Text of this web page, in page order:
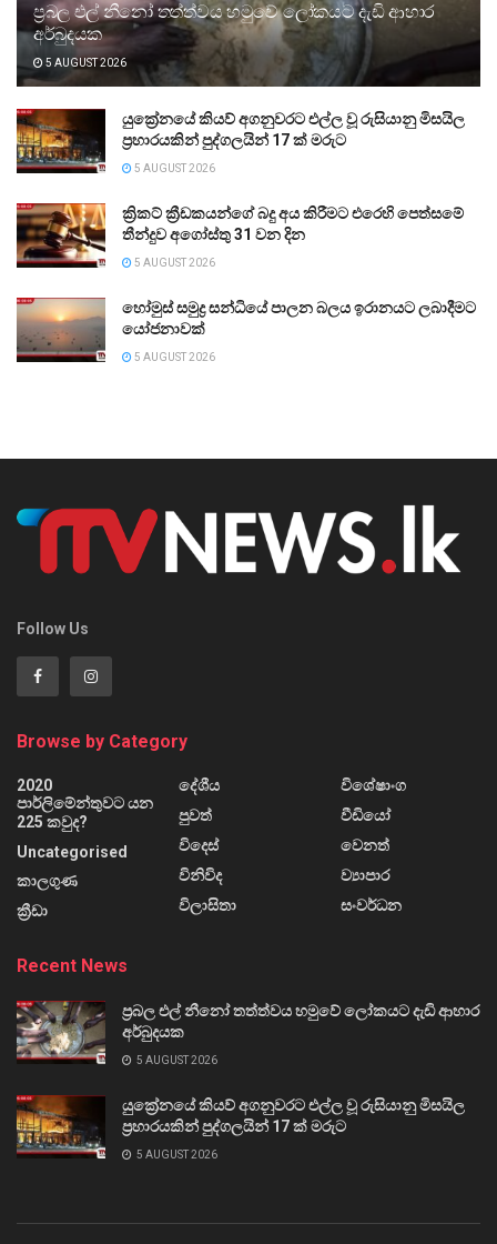
ප්‍රබල එල් නීනෝ තත්ත්වය හමුවේ ලෝකයට දැඩි ආහාර
අර්බුදයක
5 AUGUST 2026
යුක්‍රේනයේ කියව් අගනුවරට එල්ල වූ රුසියානු මිසයිල
ප්‍රහාරයකින් පුද්ගලයින් 17 ක් මරුට
5 AUGUST 2026
ක්‍රිකට් ක්‍රීඩකයන්ගේ බදු අය කිරීමට එරෙහි පෙත්සමේ
තීන්දුව අගෝස්තු 31 වන දින
5 AUGUST 2026
හෝමුස් සමුද්‍ර සන්ධියේ පාලන බලය ඉරානයට ලබාදීමට
යෝජනාවක්
5 AUGUST 2026
Follow Us
Browse by Category
2020
පාර්ලිමේන්තුවට යන
225 කවුද?
Uncategorised
කාලගුණ
ක්‍රීඩා
දේශීය
පුවත්
විදෙස්
විනිවිද
විලාසිතා
විශේෂාංග
වීඩියෝ
වෙනත්
ව්‍යාපාර
සංවර්ධන
Recent News
ප්‍රබල එල් නීනෝ තත්ත්වය හමුවේ ලෝකයට දැඩි ආහාර
අර්බුදයක
5 AUGUST 2026
යුක්‍රේනයේ කියව් අගනුවරට එල්ල වූ රුසියානු මිසයිල
ප්‍රහාරයකින් පුද්ගලයින් 17 ක් මරුට
5 AUGUST 2026